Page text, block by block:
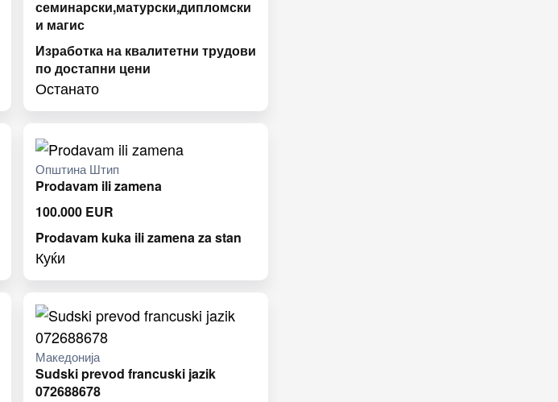
семинарски,матурски,дипломски
и магис
Изработка на квалитетни трудови
по достапни цени
Останато
Општина Штип
Prodavam ili zamena
100.000 EUR
Prodavam kuka ili zamena za stan
Куќи
Македонија
Sudski prevod francuski jazik
072688678